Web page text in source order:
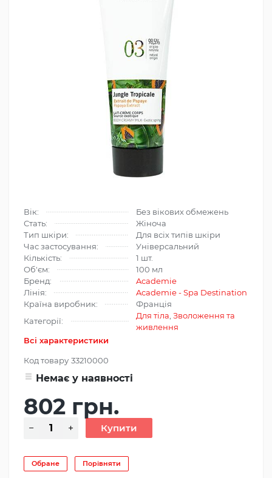
Вік:
Без вікових обмежень
Стать:
Жіноча
Тип шкіри:
Для всіх типів шкіри
Час застосування:
Універсальний
Кількість:
1 шт.
Об'єм:
100 мл
Бренд:
Academie
Лінія:
Academie - Spa Destination
Країна виробник:
Франція
Категорії:
Для тіла Зволоження та
живлення
Всі характеристики
Код товару 33210000
Немає у наявності
802 грн.
Обране Порівняти